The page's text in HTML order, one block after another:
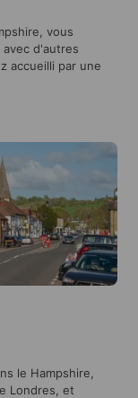
vous
d'autres
accueilli par une
le Hampshire,
Londres, et